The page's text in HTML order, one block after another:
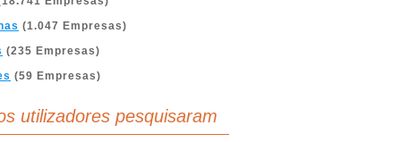
(1.047 Empresas)
(235 Empresas)
(59 Empresas)
utilizadores pesquisaram